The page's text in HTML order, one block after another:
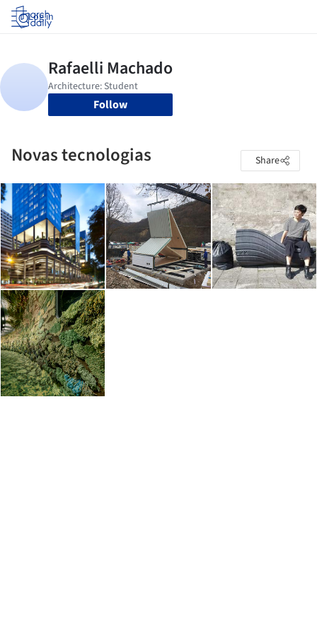
Log in
Follow
Novas tecnologias Share